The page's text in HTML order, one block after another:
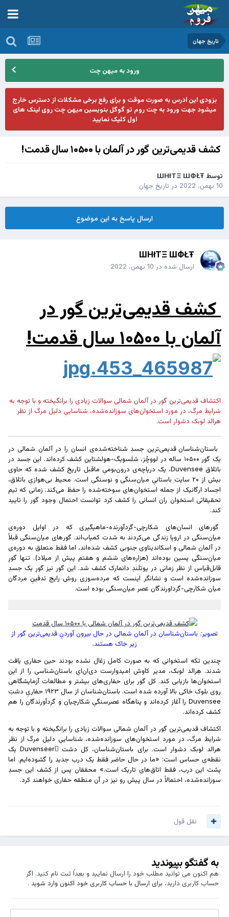
تاریخ جهان
ورود به میهن چت
بزودی این ادرس به صورت موقت و برای رفع برخی مشکلات از دسترس خارج
میشود جهت ورود به چت روم تو گوگل بنویسین میهن چت روی لینک های
اول کلیک نمایید
کشف قدیمی‌ترین گور در آلمان با ۱۰۵۰۰ سال قدمت!
توسط ШHłTΞ ШФŁŦ
10 بهمن، 2022
در تاریخ جهان
ارسال پاسخ به این موضوع
ШHłTΞ ШФŁŦ
ارسال شده در 10 بهمن، 2022
کشف قدیمی‌ترین گور در
آلمان با ۱۰۵۰۰ سال قدمت!
اکتشاف قدیمی‌ترین گور در آلمان شمالی سوالات زیادی را برانگیخته و با توجه به
شرایط مرگ، در مورد استخوان‌های سوزانده‌شده، شناساییِ دلیل مرگ از نظر
هرالد لوبک دشوار است.
باستان‌شناسان قدیمی‌ترین جسدِ شناخته‌شده‌ی انسان را در آلمان شمالی در
یک گور ۱۰۵۰۰ ساله در لووچُز، شلسویگ-هولشتاین کشف کرده‌اند. این جسد در
باتلاق Duvensee، یک دریاچه‌ی درون‌بومیِ ماقبل تاریخ کشف شده که حاوی
بیش از ۲۰ سایت باستانیِ میان‌سنگی و نوسنگی است. محیط بی‌هوازیِ باتلاق،
اجساد ارگانیک از جمله استخوان‌های سوخته‌شده را حفظ می‌کند. زمانی که تیم
تحقیقاتی استخوان ران انسانی را کشف کرد توانست احتمال وجود گور را تایید
کند.
گور‌های انسان‌های شکارچی-گردآورنده-ماهیگیری که در اوایل دوره‌ی
میان‌سنگی در اروپا زندگی می‌کردند به شدت کمیاب‌اند. گور‌های میان‌سنگی قبلاً
در آلمان شمالی و اسکاندیناوی جنوبی کشف شده‌اند، اما فقط متعلق به دوره‌ی
میان‌سنگی پسین بوده‌اند (هزاره‌های ششم و هفتم پیش از میلاد). تنها گورِ
قابل‌قیاس از نظر زمانی در یوتلَندِ دانمارک کشف شد. این گور نیز گورِ یک جسدِ
سوزانده‌شده است و نشانگر اینست که مرده‌سوزی روش رایج تدفینِ مردگان
میان شکارچی-گرداورندگان عصر میان‌سنگی بوده است.
تصویر: باستان‌شناسان در آلمان شمالی در حال بیرون آوردنِ قدیمی‌ترین گور از
زیر خاک هستند.
چندین تکه استخوانی که به صورت کامل زغال نشده بودند حین حفاری یافت
شدند. هِرالد لوبک، مدیر کاوش امیدوارست دی‌ان‌ایِ باستان‌شناسی را از این
استخوان‌ها بازیابی کند. کل گور برای حفاری‌های بیشتر و مطالعات آزمایشگاهی
روی بلوک خاکی بالا آورده شده است. باستان‌شناسان از سال ۱۹۲۳ حفاریِ دشتِ
Duvensee را آغاز کرده‌اند و پناهگاه عصرسنگیِ شکارچیان و گردآورندگان را هم
کشف کرده‌اند.
اکتشاف قدیمی‌ترین گور در آلمان شمالی سوالات زیادی را برانگیخته و با توجه به
شرایط مرگ، در مورد استخوان‌های سوزانده‌شده، شناساییِ دلیل مرگ از نظر
هرالد لوبک دشوار است. برای باستان‌شناسان، کل دشت ِDuvenseer یک
نقطه‌ی حساس است: «ما در حال حاضر فقط یک درب جدید را گشوده‌ایم. اما
پشت این درب، فقط اتاق‌های تاریک است.» محققان پس از کشف این جسدِ
سوزانده‌شده، احتمالاً در سال پیش رو نیز در آن منطقه حفاری خواهند کرد.
نقل قول
به گفتگو بپیوندید
هم اکنون می توانید مطلب خود را ارسال نمایید و بعداً ثبت نام کنید. اگر
حساب کاربری دارید، برای ارسال با حساب کاربری خود اکنون وارد شوید.